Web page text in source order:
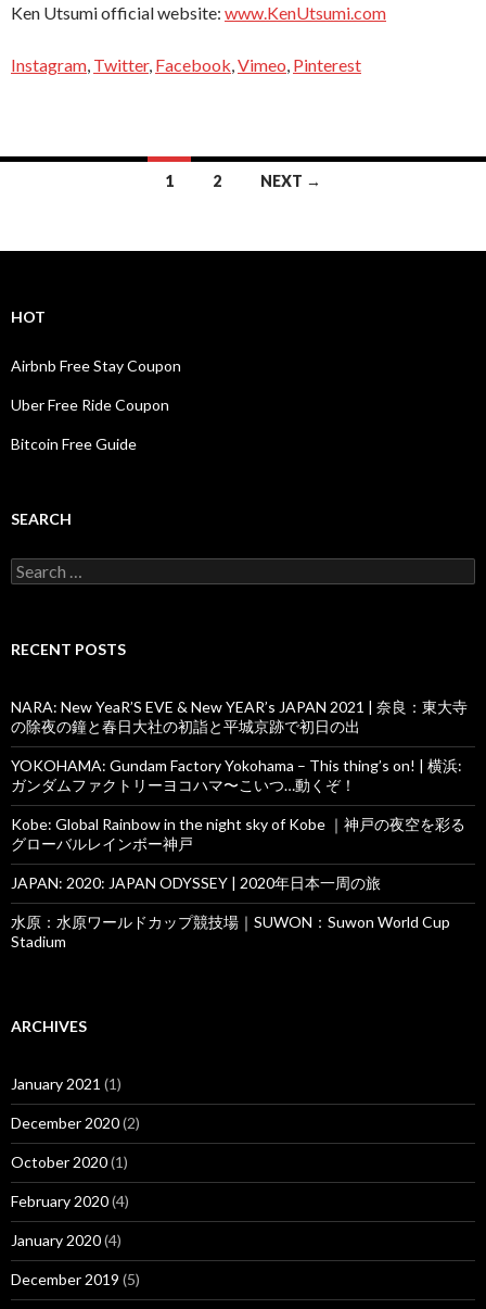
Ken Utsumi official website: www.KenUtsumi.com
Instagram, Twitter, Facebook,Vimeo, Pinterest
1 2 NEXT →
HOT
Airbnb Free Stay Coupon
Uber Free Ride Coupon
Bitcoin Free Guide
SEARCH
Search
for:
RECENT POSTS
NARA: New YeaR’S EVE & New YEAR’s JAPAN 2021 | 奈良：東大寺
の除夜の鐘と春日大社の初詣と平城京跡で初日の出
YOKOHAMA: Gundam Factory Yokohama – This thing’s on! | 横浜:
ガンダムファクトリーヨコハマ〜こいつ…動くぞ！
Kobe: Global Rainbow in the night sky of Kobe ｜神戸の夜空を彩る
グローバルレインボー神戸
JAPAN: 2020: JAPAN ODYSSEY | 2020年日本一周の旅
水原：水原ワールドカップ競技場｜SUWON：Suwon World Cup
Stadium
ARCHIVES
January 2021 (1)
December 2020(2)
October 2020(1)
February 2020(4)
January 2020(4)
December 2019 (5)